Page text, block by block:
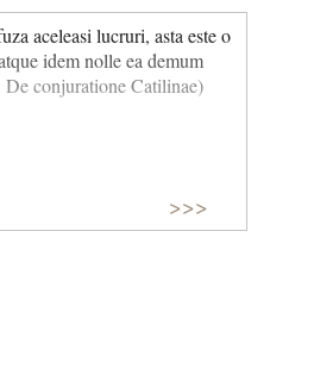
aceleasi lucruri, asta este o
idem nolle ea demum
conjuratione Catilinae)
>>>